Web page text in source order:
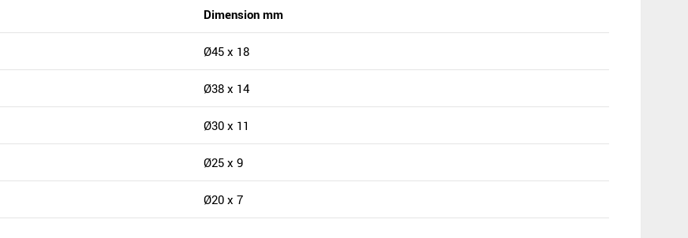
Dimension mm
Ø45 x 18
Ø38 x 14
Ø30 x 11
Ø25 x 9
Ø20 x 7